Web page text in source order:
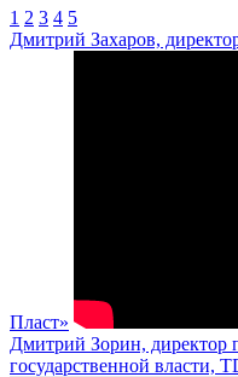
1 2 3 4 5
Дмитрий Захаров,
Пласт»
Дмитрий Зорин, директор
государственной власти,